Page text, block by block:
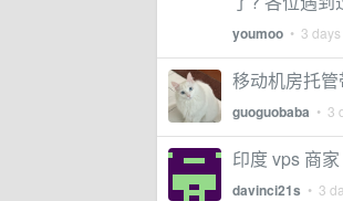
youmoo • 3
移动机房托
guoguobaba • 3
印度 vps 商
davinci21s • 3